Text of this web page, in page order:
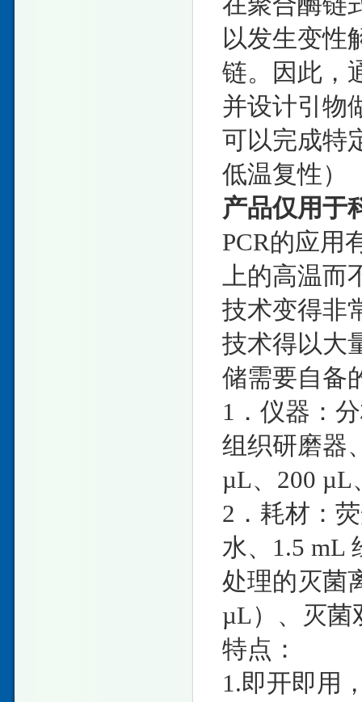
以发生变性
链。因此，
并设计引物
可以完成特
低温复性）
产品仅用于
PCR的应用
上的高温而
技术变得非
技术得以大
储需要自备
1．仪器：
组织研磨器
µL、200 µL
2．耗材：
水、1.5 mL
处理的灭菌
µL）、灭菌
特点：
1.即开即用